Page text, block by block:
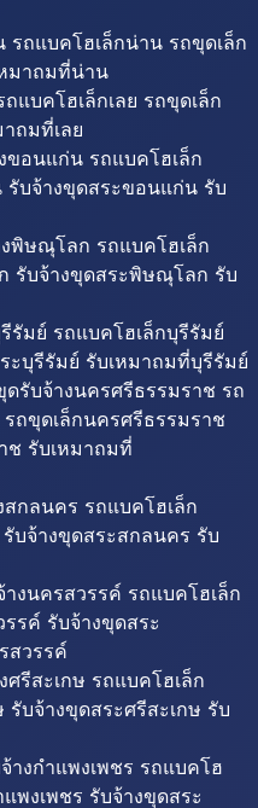
ถแบคโฮเล็กน่าน รถขุดเล็ก
มาถมที่น่าน
แบคโฮเล็กเลย รถขุดเล็ก
าถมที่เลย
อนแก่น รถแบคโฮเล็ก
บจ้างขุดสระขอนแก่น รับ
พิษณุโลก รถแบคโฮเล็ก
รับจ้างขุดสระพิษณุโลก รับ
รัมย์ รถแบคโฮเล็กบุรีรัมย์
ะบุรีรัมย์ รับเหมาถมที่บุรีรัมย์
รับจ้างนครศรีธรรมราช รถ
ถขุดเล็กนครศรีธรรมราช
ช รับเหมาถมที่
กลนคร รถแบคโฮเล็ก
บจ้างขุดสระสกลนคร รับ
งนครสวรรค์ รถแบคโฮเล็ก
รค์ รับจ้างขุดสระ
สวรรค์
รีสะเกษ รถแบคโฮเล็ก
รับจ้างขุดสระศรีสะเกษ รับ
างกำแพงเพชร รถแบคโฮ
พงเพชร รับจ้างขุดสระ